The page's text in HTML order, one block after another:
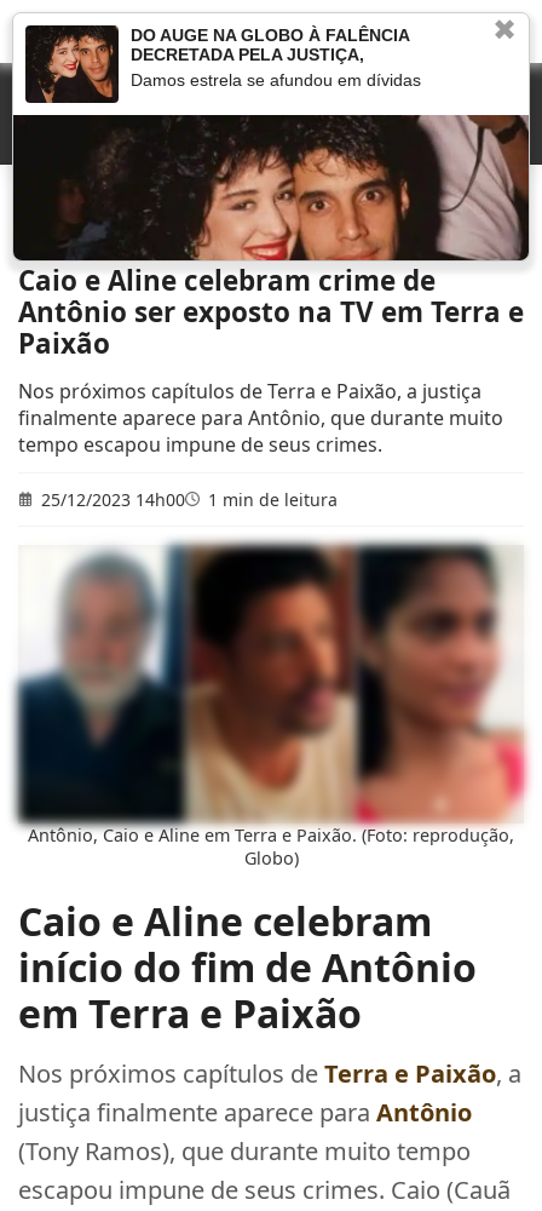
»
Caio e Aline celebram crime de Antônio ser exposto na TV em
Terra e Paixão
Caio e Aline celebram crime de
Antônio ser exposto na TV em Terra e
Paixão
Nos próximos capítulos de Terra e Paixão, a justiça
finalmente aparece para Antônio, que durante muito
tempo escapou impune de seus crimes.
25/12/2023 14h00 1 min de leitura
Antônio, Caio e Aline em Terra e Paixão. (Foto: reprodução,
Globo)
Caio e Aline celebram
início do fim de Antônio
em Terra e Paixão
Nos próximos capítulos deTerra e Paixão, a
justiça finalmente aparece para Antônio
(Tony Ramos), que durante muito tempo
escapou impune de seus crimes. Caio (Cauã
✖
DO AUGE NA GLOBO À FALÊNCIA
DECRETADA PELA JUSTIÇA,
Damos estrela se afundou em dívidas